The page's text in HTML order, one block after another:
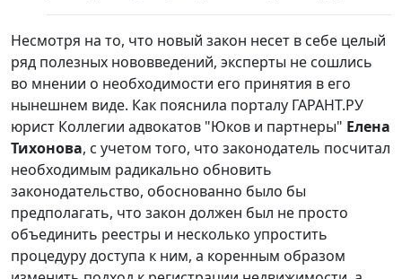
Несмотря на то, что новый закон несет в себе целый
ряд полезных нововведений, эксперты не сошлись
во мнении о необходимости его принятия в его
нынешнем виде. Как пояснила порталу ГАРАНТ.РУ
юрист Коллегии адвокатов "Юков и партнеры" Елена
Тихонова, с учетом того, что законодатель посчитал
необходимым радикально обновить
законодательство, обоснованно было бы
предполагать, что закон должен был не просто
объединить реестры и несколько упростить
процедуру доступа к ним, а коренным образом